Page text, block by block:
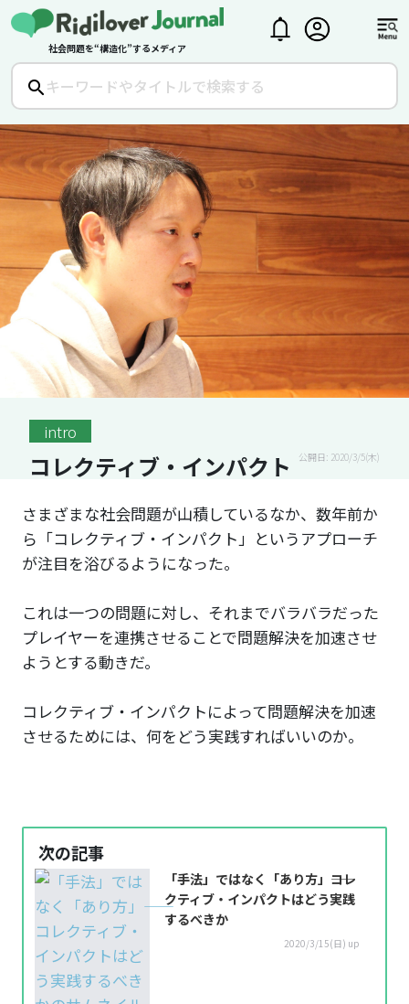
社会問題を“構造化”するメディア
intro
コレクティブ・インパクト 公開日: 2020/3/5(木)
さまざまな社会問題が山積しているなか、数年前か
ら「コレクティブ・インパクト」というアプローチ
が注目を浴びるようになった。
これは一つの問題に対し、それまでバラバラだった
プレイヤーを連携させることで問題解決を加速させ
ようとする動きだ。
コレクティブ・インパクトによって問題解決を加速
させるためには、何をどう実践すればいいのか。
次の記事
「手法」ではなく「あり方」――コレ
クティブ・インパクトはどう実践
するべきか
2020/3/15(日) up